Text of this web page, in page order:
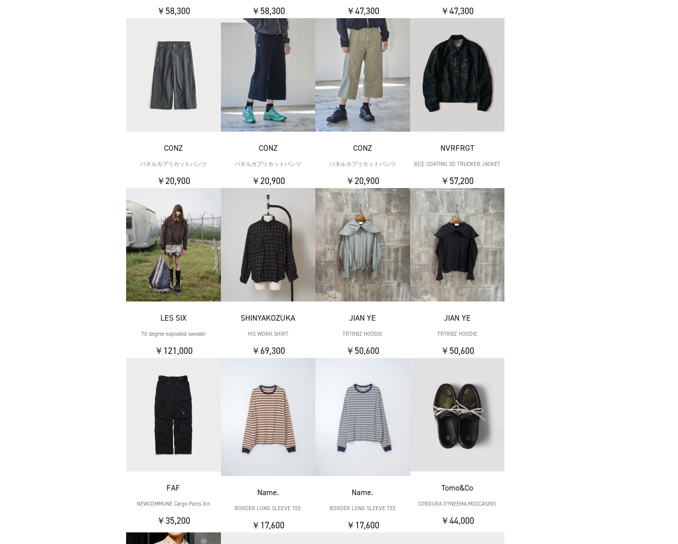
￥58,300 ￥58,300 ￥47,300 ￥47,300
CONZ
パネルカプリカットパンツ
￥20,900
CONZ
パネルカプリカットパンツ
￥20,900
CONZ
パネルカプリカットパンツ
￥20,900
NVRFRGT
別注 COATING 3D TRUCKER JACKET
￥57,200
LES SIX
70 degree exploded sweater
￥121,000
SHINYAKOZUKA
HIS WORK SHIRT
￥69,300
JIAN YE
TRTRBZ HOODIE
￥50,600
JIAN YE
TRTRBZ HOODIE
￥50,600
FAF
NEWCOMMUNE Cargo Pants Xin
￥35,200
Name.
BORDER LONG SLEEVE TEE
￥17,600
Name.
BORDER LONG SLEEVE TEE
￥17,600
Tomo&Co
CORDURA DYNEEMA MOCCASINS
￥44,000